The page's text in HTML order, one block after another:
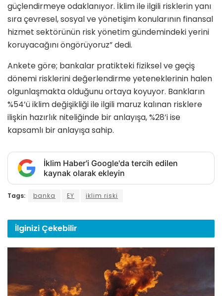
güçlendirmeye odaklanıyor. İklim ile ilgili risklerin yanı
sıra çevresel, sosyal ve yönetişim konularının finansal
hizmet sektörünün risk yönetim gündemindeki yerini
koruyacağını öngörüyoruz” dedi.
Ankete göre; bankalar pratikteki fiziksel ve geçiş
dönemi risklerini değerlendirme yeteneklerinin halen
olgunlaşmakta olduğunu ortaya koyuyor. Bankların
%54’ü iklim değişikliği ile ilgili maruz kalınan risklere
ilişkin hazırlık niteliğinde bir anlayışa, %28’i ise
kapsamlı bir anlayışa sahip.
İklim Haber'i Google'da tercih edilen
kaynak olarak ekleyin
Tags: banka EY iklim riski
İlginizi Çekebilir